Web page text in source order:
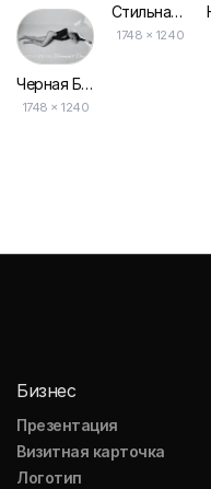
Черная Белая Женская Фото Открытка Дня
1748 × 1240
Стильная Открытка Оливкового Цвета на 8 Марта
1748 × 1240
Бизнес
Презентация
Визитная карточка
Логотип